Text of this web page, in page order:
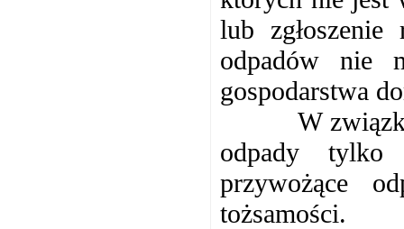
lub
odpadów nie
gospodarstwa
W związku z
odpady tylko
przywożące
tożsamości.